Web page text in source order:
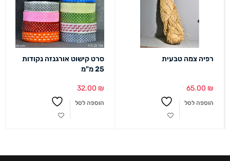
רפיה צמה טבעית
65.00 ₪
הוספה לסל
סרט קישוט אורגנזה נקודות
25 מ"מ
32.00 ₪
הוספה לסל